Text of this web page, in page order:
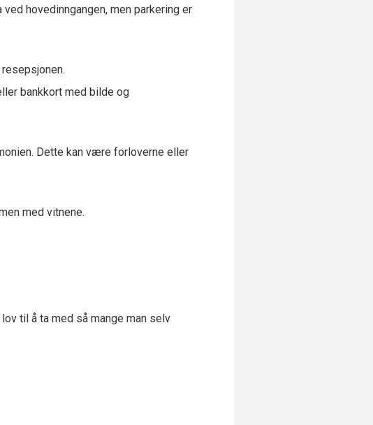
hovedinngangen, men parkering er
bankkort med bilde og
Dette kan være forloverne eller
med vitnene.
til å ta med så mange man selv